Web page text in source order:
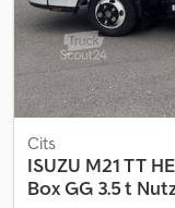
Cits
ISUZU M21 TT
Box GG 3.5 t